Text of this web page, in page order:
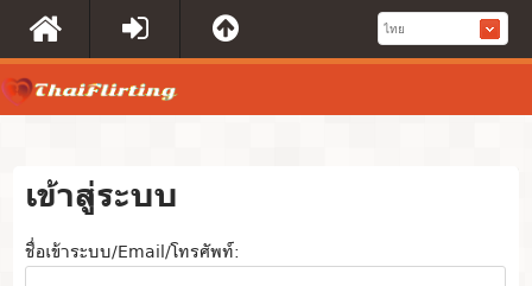
เข้าสู่ระบบ
ชื่อเข้าระบบ/Email/โทรศัพท์: